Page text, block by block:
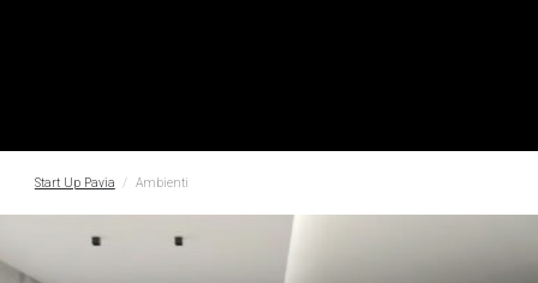
Start Up Pavia Ambienti